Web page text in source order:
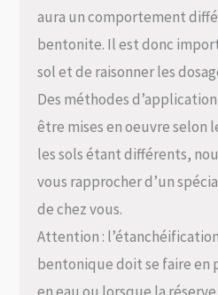
aura un comportement
bentonite. Il est donc
sol et de raisonner les
Des méthodes
être mises en oeuvre selon
les sols étant différents,
vous rapprocher d’un
de chez vous.
Attention :
bentonique doit se faire en
en eau ou lorsque la réserve